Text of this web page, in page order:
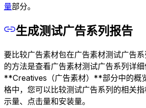
量部分。
生成测试广告系列报告
要比较广告素材包在广告素材测试广告
的方法是查看广告素材测试广告系列详
**Creatives（广告素材）**部分中的概
格中，您可以比较测试广告系列的相关
示量、点击量和安装量。